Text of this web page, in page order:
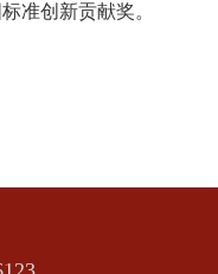
准创新贡献奖。